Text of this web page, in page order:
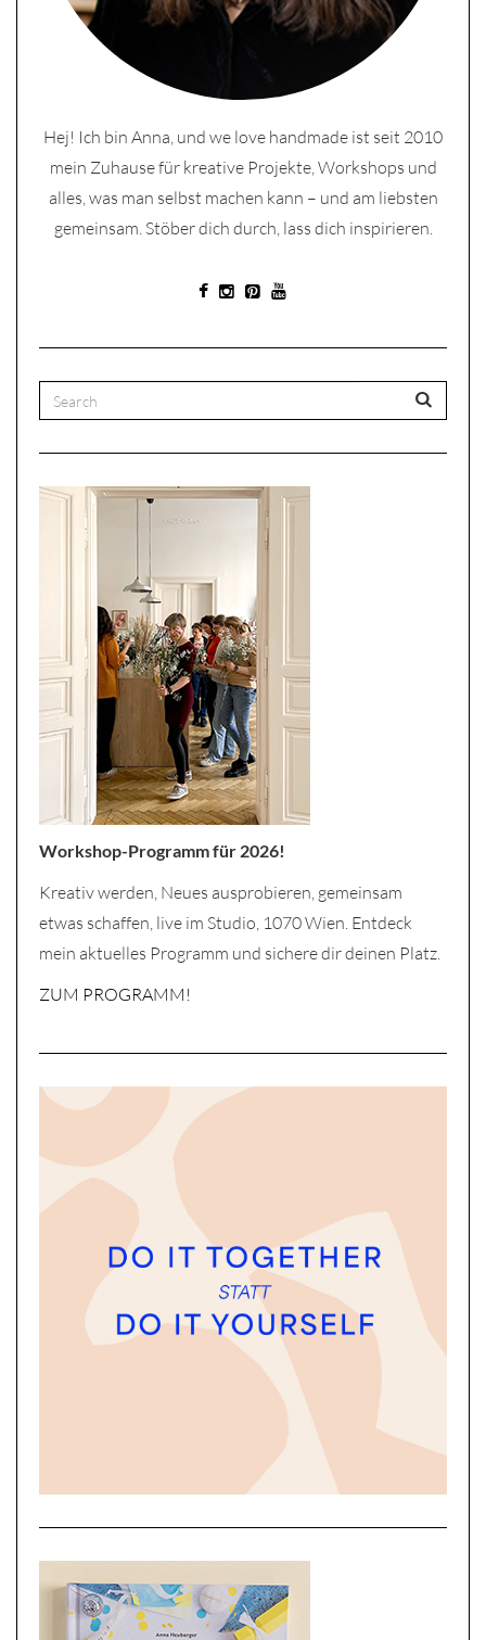
Hej! Ich bin Anna, und we love handmade ist seit 2010
mein Zuhause für kreative Projekte, Workshops und
alles, was man selbst machen kann – und am liebsten
gemeinsam. Stöber dich durch, lass dich inspirieren.
Workshop-Programm für 2026!
Kreativ werden, Neues ausprobieren, gemeinsam
etwas schaffen, live im Studio, 1070 Wien. Entdeck
mein aktuelles Programm und sichere dir deinen Platz.
ZUM PROGRAMM!